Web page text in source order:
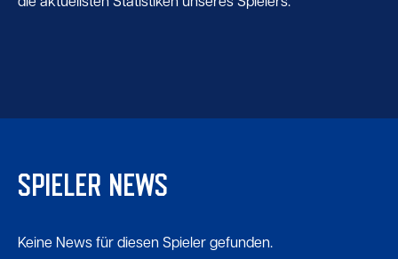
SPIELER NEWS
Keine News für diesen Spieler gefunden.